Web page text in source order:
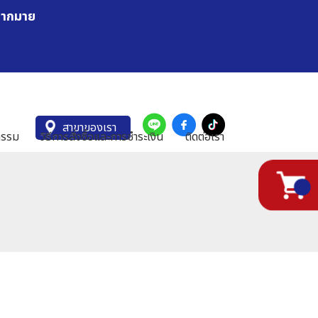
กมาย
รม วิธีการสั่งซื้อและการชำระเงิน ติดต่อเรา
สาขาของเรา